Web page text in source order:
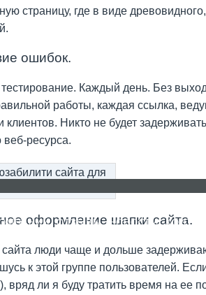
ОТЗЫВЫ НОВОСТИ
страницу, где в виде
ошибок.
Каждый день. Без
работы, каждая ссылка,
клиентов. Никто не будет
веб-ресурса.
оформление шапки сайта.
люди чаще и дольше
к этой группе пользователей.
вряд ли я буду тратить время на